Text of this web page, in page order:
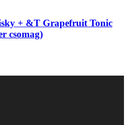
+ &T Grapefruit Tonic
csomag)